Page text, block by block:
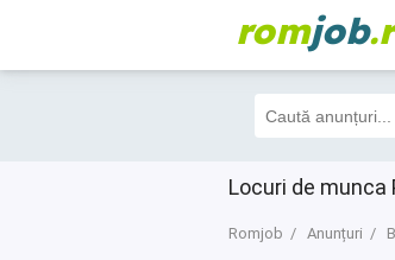
romjob
Locuri de munca
Romjob Anunțuri
Filtre 5